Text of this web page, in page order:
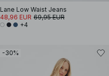
Lane Low Waist Jeans
48,96 EUR 69,95 EUR
+4
-30%